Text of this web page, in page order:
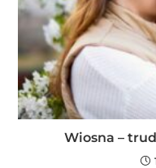
Wiosna –